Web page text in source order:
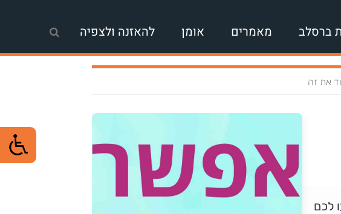
ברסלב מאמרים אומן להאזנה ולצפיה
את זה
לכם